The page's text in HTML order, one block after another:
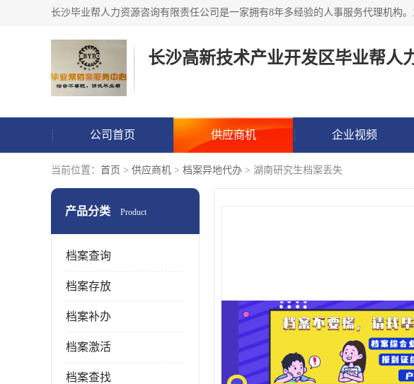
公司首页 供应商机 企业视频
当前位置： 首页 > 供应商机 > 档案异地代办 > 湖南研究生档案丢失
产品分类 Product
档案查询
档案存放
档案补办
档案激活
档案查找